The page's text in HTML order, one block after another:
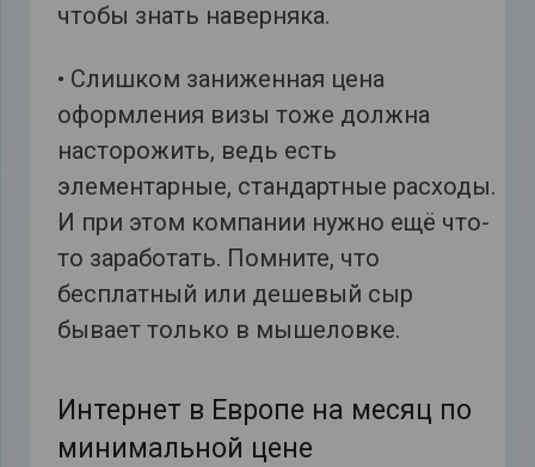
чтобы знать наверняка.
• Слишком заниженная цена
оформления визы тоже должна
насторожить, ведь есть
элементарные, стандартные расходы.
И при этом компании нужно ещё что-
то заработать. Помните, что
бесплатный или дешевый сыр
бывает только в мышеловке.
Интернет в Европе на месяц по
минимальной цене